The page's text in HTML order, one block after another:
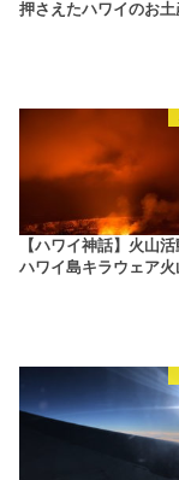
押さえたハワイのお土
【ハワイ神話】火山
ハワイ島キラウェア火